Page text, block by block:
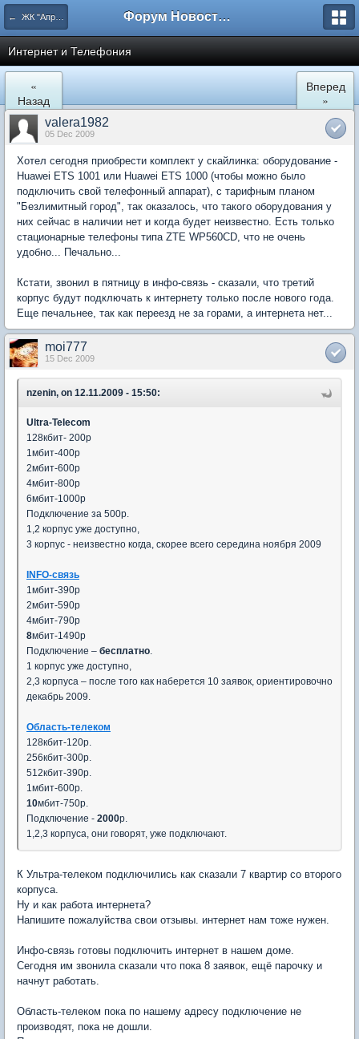
← ЖК "Апрелевский". Культурно-бытовой раздел. Форум Новостройки
Интернет и Телефония
«
Назад
Вперед
»
valera1982
05 Dec 2009
Хотел сегодня приобрести комплект у скайлинка: оборудование -
Huawei ETS 1001 или Huawei ETS 1000 (чтобы можно было
подключить свой телефонный аппарат), с тарифным планом
"Безлимитный город", так оказалось, что такого оборудования у
них сейчас в наличии нет и когда будет неизвестно. Есть только
стационарные телефоны типа ZTE WP560CD, что не очень
удобно... Печально...
Кстати, звонил в пятницу в инфо-связь - сказали, что третий
корпус будут подключать к интернету только после нового года.
Еще печальнее, так как переезд не за горами, а интернета нет...
moi777
15 Dec 2009
nzenin, on 12.11.2009 - 15:50:
Ultra-Telecom
128кбит- 200р
1мбит-400р
2мбит-600р
4мбит-800р
6мбит-1000р
Подключение за 500р.
1,2 корпус уже доступно,
3 корпус - неизвестно когда, скорее всего середина ноября 2009
INFO-связь
1мбит-390р
2мбит-590р
4мбит-790р
8мбит-1490р
Подключение – бесплатно.
1 корпус уже доступно,
2,3 корпуса – после того как наберется 10 заявок, ориентировочно
декабрь 2009.
Область-телеком
128кбит-120р.
256кбит-300р.
512кбит-390р.
1мбит-600р.
10мбит-750р.
Подключение - 2000р.
1,2,3 корпуса, они говорят, уже подключают.
К Ультра-телеком подключились как сказали 7 квартир со второго
корпуса.
Ну и как работа интернета?
Напишите пожалуйства свои отзывы. интернет нам тоже нужен.
Инфо-связь готовы подключить интернет в нашем доме.
Сегодня им звонила сказали что пока 8 заявок, ещё парочку и
начнут работать.
Область-телеком пока по нашему адресу подключение не
производят, пока не дошли.